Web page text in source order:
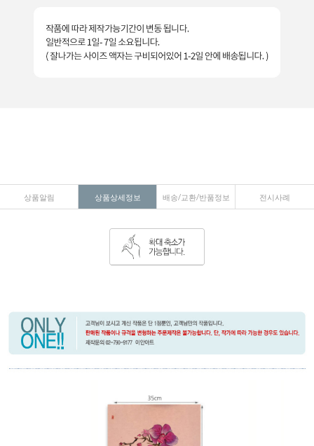
상품알림 상품상세정보 배송/교환/반품정보 전시사례